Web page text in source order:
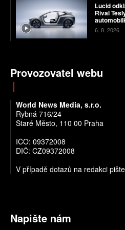
Lucid
Rival
chyby
6. 8. 2026
Provozovatel webu
World News Media, s.r.o.
Rybná 716/24
Staré Město, 110 00 Praha
IČO: 09372008
DIČ: CZ09372008
V případě dotazů na redakci
Napište nám